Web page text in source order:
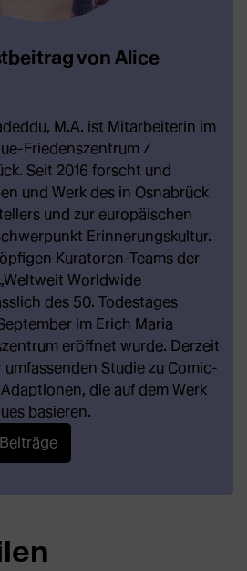
von Alice
M.A. ist Mitarbeiterin im
Friedenszentrum /
Seit 2016 forscht und
und Werk des in Osnabrück
und zur europäischen
Erinnerungskultur.
Kuratoren-Teams der
Worldwide
des 50. Todestages
im Erich Maria
eröffnet wurde. Derzeit
Studie zu Comic-
die auf dem Werk
basieren.